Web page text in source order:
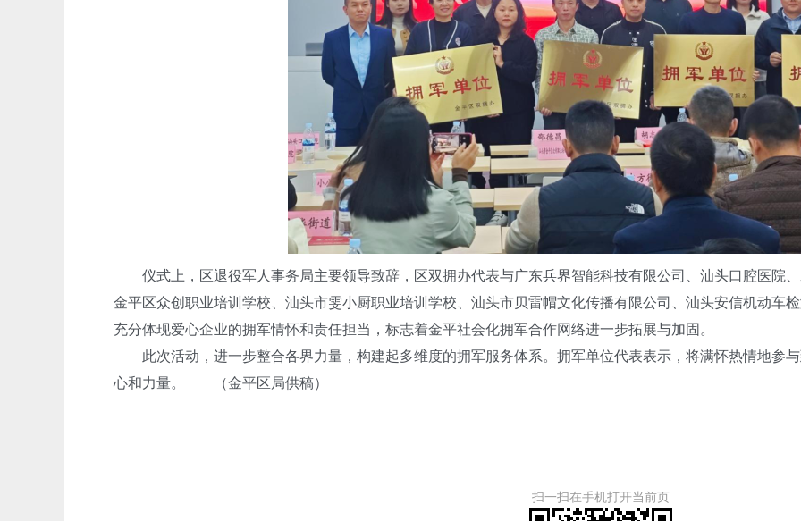
仪式上，区退役军人事务局主要领导致辞，区双拥办代表与广东兵界智能科技有限公司、汕头口腔医院
金平区众创职业培训学校、汕头市雯小厨职业培训学校、汕头市贝雷帽文化传播有限公司、汕头安信机动车
充分体现爱心企业的拥军情怀和责任担当，标志着金平社会化拥军合作网络进一步拓展与加固。
此次活动，进一步整合各界力量，构建起多维度的拥军服务体系。拥军单位代表表示，将满怀热情地参
心和力量。 （金平区局供稿）
扫一扫在手机打开当前页